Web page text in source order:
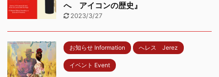
へ アイコンの歴史』
2023/3/27
お知らせ Information へレス Jerez
イベント Event